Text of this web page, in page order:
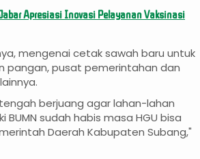
Apresiasi Inovasi Pelayanan Vaksinasi
mengenai cetak sawah baru untuk
pangan, pusat pemerintahan dan
berjuang agar lahan-lahan
BUMN sudah habis masa HGU bisa
Daerah Kabupaten Subang,"